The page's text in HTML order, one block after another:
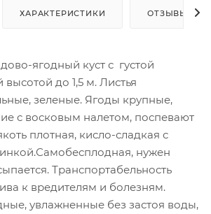
ХАРАКТЕРИСТИКИ ОТЗЫВЫ
ягодный куст с густой
до 1,5 м. Листья
зеленые. Ягоды крупные,
с восковым налетом, поспевают
плотная, кисло-сладкая с
нужен
Транспортабельность
к вредителям и болезням.
увлажненные без застоя воды,